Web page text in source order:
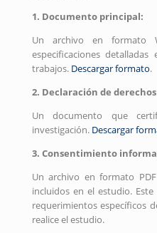
1. Documento principal:
Un archivo en formato
especificaciones
trabajos. Descargar formato.
2. Declaración de
Un documento que
investigación. Descargar
3. Consentimiento
Un archivo en formato
incluidos en el estudio.
requerimientos específicos
realice el estudio.